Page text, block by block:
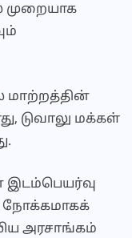
முறையாக
மாற்றத்தின்
டுவாலு மக்கள்
அரசாங்கம்